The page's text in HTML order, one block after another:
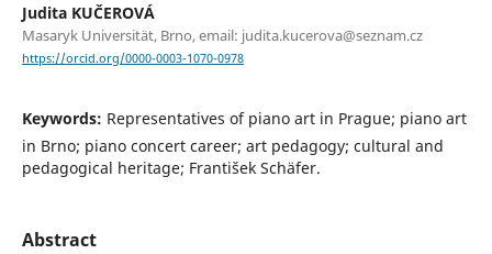
Judita KUČEROVÁ
Masaryk Universität, Brno, email: judita.kucerova@seznam.cz
https://orcid.org/0000-0003-1070-0978
Keywords: Representatives of piano art in Prague; piano art
in Brno; piano concert career; art pedagogy; cultural and
pedagogical heritage; František Schäfer.
Abstract